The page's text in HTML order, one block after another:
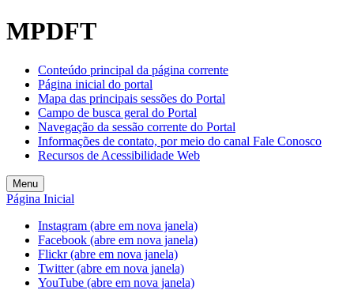
MPDFT
Conteúdo principal da página corrente
Página inicial do portal
Mapa das principais sessões do Portal
Campo de busca geral do Portal
Navegação da sessão corrente do Portal
Informações de contato, por meio do canal Fale Conosco
Recursos de Acessibilidade Web
Menu
Página Inicial
Instagram (abre em nova janela)
Facebook (abre em nova janela)
Flickr (abre em nova janela)
Twitter (abre em nova janela)
YouTube (abre em nova janela)